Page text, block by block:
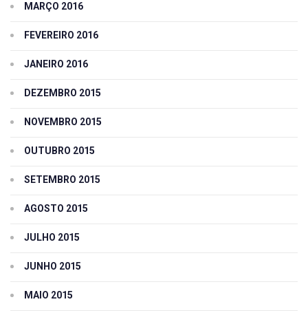
MARÇO 2016
FEVEREIRO 2016
JANEIRO 2016
DEZEMBRO 2015
NOVEMBRO 2015
OUTUBRO 2015
SETEMBRO 2015
AGOSTO 2015
JULHO 2015
JUNHO 2015
MAIO 2015